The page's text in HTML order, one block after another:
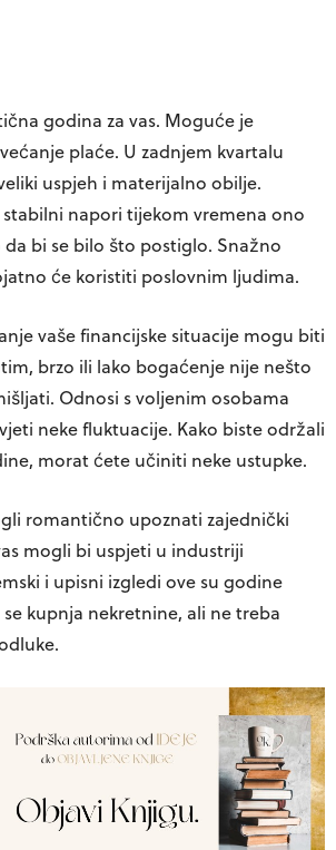
godina za vas. Moguće je
plaće. U zadnjem kvartalu
uspjeh i materijalno obilje.
napori tijekom vremena ono
bi se bilo što postiglo. Snažno
će koristiti poslovnim ljudima.
vaše financijske situacije mogu biti
brzo ili lako bogaćenje nije nešto
Odnosi s voljenim osobama
neke fluktuacije. Kako biste održali
morat ćete učiniti neke ustupke.
romantično upoznati zajednički
mogli bi uspjeti u industriji
i upisni izgledi ove su godine
kupnja nekretnine, ali ne treba